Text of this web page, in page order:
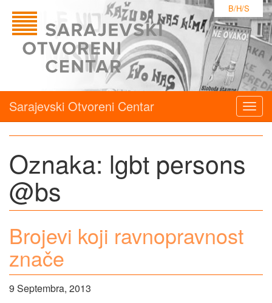
B/H/S
Sarajevski Otvoreni Centar
Oznaka: lgbt persons
@bs
Brojevi koji ravnopravnost
znače
9 Septembra, 2013